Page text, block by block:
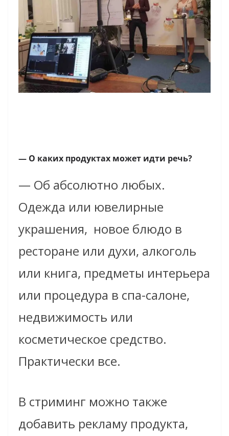
— О каких продуктах может идти речь?
— Об абсолютно любых.
Одежда или ювелирные
украшения, новое блюдо в
ресторане или духи, алкоголь
или книга, предметы интерьера
или процедура в спа-салоне,
недвижимость или
косметическое средство.
Практически все.
В стриминг можно также
добавить рекламу продукта,